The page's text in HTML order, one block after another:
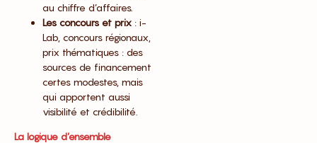
au chiffre d’affaires.
Les concours et prix : i-
Lab, concours régionaux,
prix thématiques : des
sources de financement
certes modestes, mais
qui apportent aussi
visibilité et crédibilité.
La logique d’ensemble